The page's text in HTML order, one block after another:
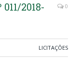
2018-
0
LICITAÇÕES